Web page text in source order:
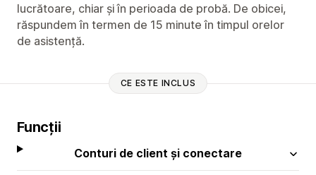
lucrătoare, chiar și în perioada de probă. De obicei,
răspundem în termen de 15 minute în timpul orelor
de asistență.
CE ESTE INCLUS
Funcții
Conturi de client și conectare